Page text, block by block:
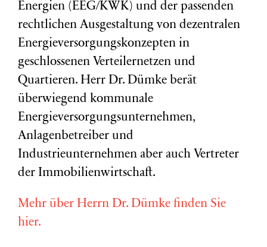
Energien (EEG/KWK) und der passenden
rechtlichen Ausgestaltung von dezentralen
Energieversorgungskonzepten in
geschlossenen Verteilernetzen und
Quartieren. Herr Dr. Dümke berät
überwiegend kommunale
Energieversorgungsunternehmen,
Anlagenbetreiber und
Industrieunternehmen aber auch Vertreter
der Immobilienwirtschaft.
Mehr über Herrn Dr. Dümke finden Sie
hier.